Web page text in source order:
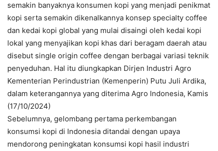
semakin banyaknya konsumen kopi yang menjadi penikmat
kopi serta semakin dikenalkannya konsep specialty coffee
dan kedai kopi global yang mulai disaingi oleh kedai kopi
lokal yang menyajikan kopi khas dari beragam daerah atau
disebut single origin coffee dengan berbagai variasi teknik
penyeduhan. Hal itu diungkapkan Dirjen Industri Agro
Kementerian Perindustrian (Kemenperin) Putu Juli Ardika,
dalam keterangannya yang diterima Agro Indonesia, Kamis
(17/10/2024)
Sebelumnya, gelombang pertama perkembangan
konsumsi kopi di Indonesia ditandai dengan upaya
mendorong peningkatan konsumsi kopi hasil industri